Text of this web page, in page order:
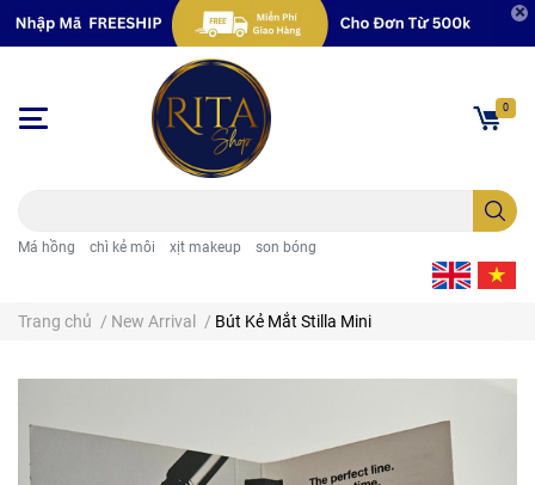
Má hồng chì kẻ môi xịt makeup son bóng
0
Trang chủ / New Arrival / Bút Kẻ Mắt Stilla Mini